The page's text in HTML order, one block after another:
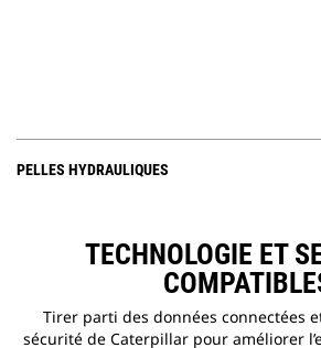
PELLES HYDRAULIQUES
TECHNOLOGIE ET
Tirer parti des données connectées
sécurité de Caterpillar pour améliorer